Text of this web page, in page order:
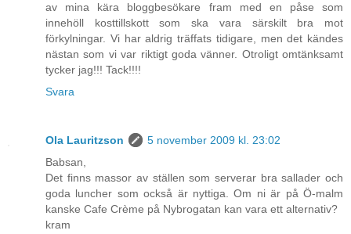
av mina kära bloggbesökare fram med en påse som
innehöll kosttillskott som ska vara särskilt bra mot
förkylningar. Vi har aldrig träffats tidigare, men det kändes
nästan som vi var riktigt goda vänner. Otroligt omtänksamt
tycker jag!!! Tack!!!!
Svara
Ola Lauritzson
5 november 2009 kl. 23:02
Babsan,
Det finns massor av ställen som serverar bra sallader och
goda luncher som också är nyttiga. Om ni är på Ö-malm
kanske Cafe Crème på Nybrogatan kan vara ett alternativ?
kram